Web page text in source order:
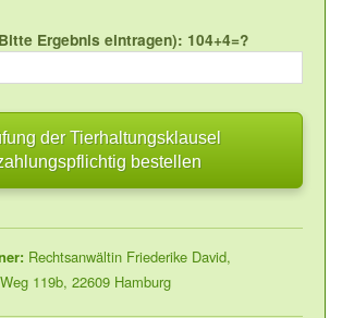
Ergebnis eintragen): 104+4=?
Rechtsanwältin Friederike David,
119b, 22609 Hamburg